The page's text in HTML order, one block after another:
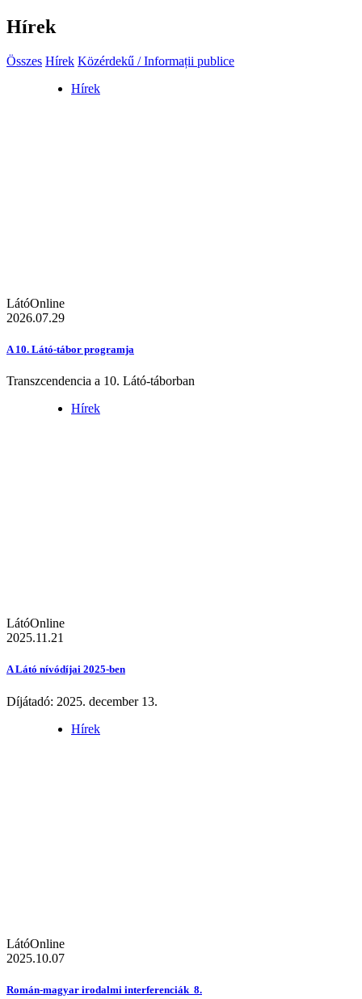
Hírek
Összes Hírek Közérdekű / Informații publice
Hírek
LátóOnline
2026.07.29
A 10. Látó-tábor programja
Transzcendencia a 10. Látó-táborban
Hírek
LátóOnline
2025.11.21
A Látó nívódíjai 2025-ben
Díjátadó: 2025. december 13.
Hírek
LátóOnline
2025.10.07
Román-magyar irodalmi interferenciák 8.